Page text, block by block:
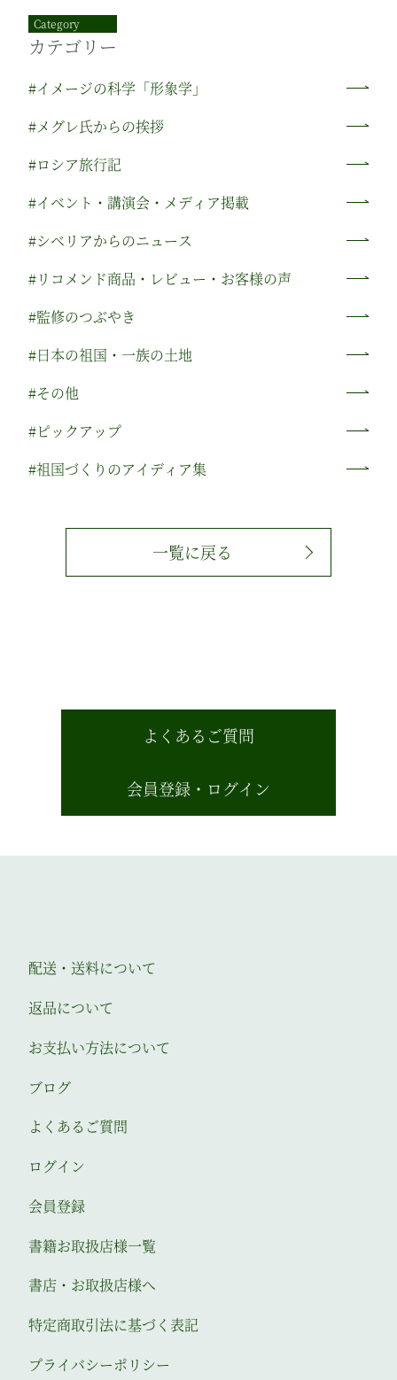
Category
カテゴリー
#イメージの科学「形象学」
#メグレ氏からの挨拶
#ロシア旅行記
#イベント・講演会・メディア掲載
#シベリアからのニュース
#リコメンド商品・レビュー・お客様の声
#監修のつぶやき
#日本の祖国・一族の土地
#その他
#ピックアップ
#祖国づくりのアイディア集
一覧に戻る
よくあるご質問
会員登録・ログイン
配送・送料について
返品について
お支払い方法について
ブログ
よくあるご質問
ログイン
会員登録
書籍お取扱店様一覧
書店・お取扱店様へ
特定商取引法に基づく表記
プライバシーポリシー